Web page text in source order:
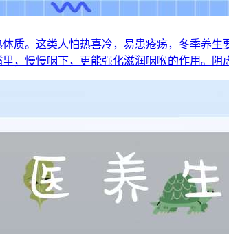
质。这类人怕热喜冷，易患疮疡，冬季养
，慢慢咽下，更能强化滋润咽喉的作用。阴